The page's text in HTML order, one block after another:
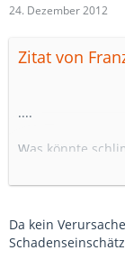
24. Dezember 2012
Zitat von
....
Was könnte
weiterfährt???
vorhanden, nur
Gruß
Da kein